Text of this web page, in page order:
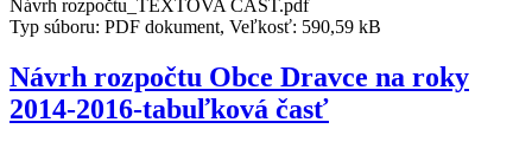
Návrh rozpočtu_TEXTOVA CAST.pdf
Typ súboru: PDF dokument, Veľkosť: 590,59 kB
Návrh rozpočtu Obce Dravce na roky
2014-2016-tabuľková časť